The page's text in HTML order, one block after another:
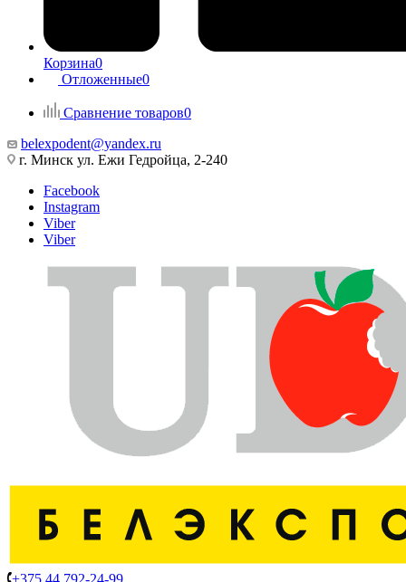
Корзина0
Отложенные0
Сравнение товаров0
belexpodent@yandex.ru
г. Минск ул. Ежи Гедройца, 2-240
Facebook
Instagram
Viber
Viber
+375 44 792-24-99